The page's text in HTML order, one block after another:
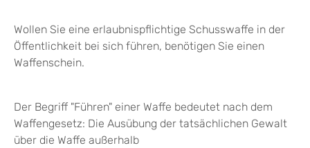
Wollen Sie eine erlaubnispflichtige Schusswaffe in der
Öffentlichkeit bei sich führen, benötigen Sie einen
Waffenschein.
Der Begriff "Führen" einer Waffe bedeutet nach dem
Waffengesetz: Die Ausübung der tatsächlichen Gewalt
über die Waffe außerhalb